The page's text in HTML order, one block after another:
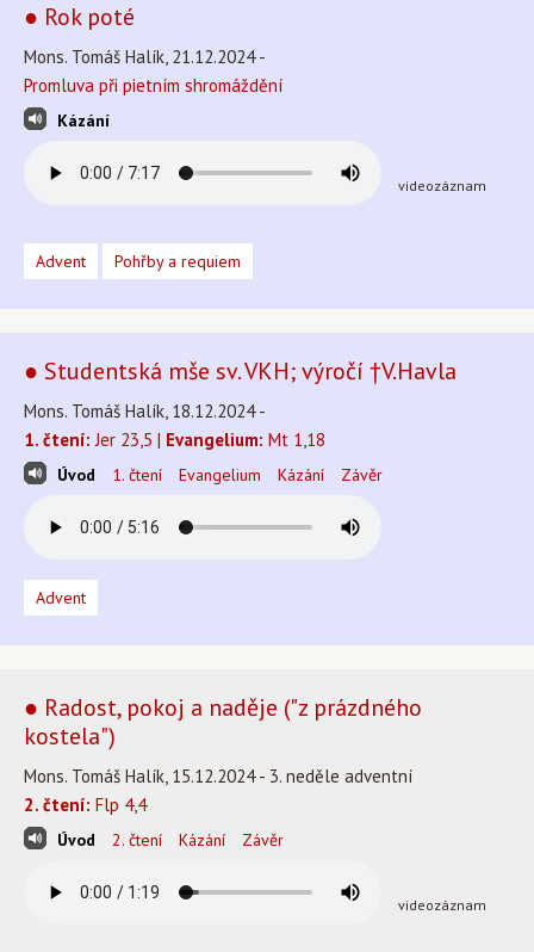
● Rok poté
Mons. Tomáš Halík, 21.12.2024 -
Promluva při pietním shromáždění
Kázání
videozáznam
Advent Pohřby a requiem
● Studentská mše sv. VKH; výročí †V.Havla
Mons. Tomáš Halík, 18.12.2024 -
1. čtení: Jer 23,5 | Evangelium: Mt 1,18
Úvod 1. čtení Evangelium Kázání Závěr
Advent
● Radost, pokoj a naděje ("z prázdného
kostela")
Mons. Tomáš Halík, 15.12.2024 - 3. neděle adventní
2. čtení: Flp 4,4
Úvod 2. čtení Kázání Závěr
videozáznam